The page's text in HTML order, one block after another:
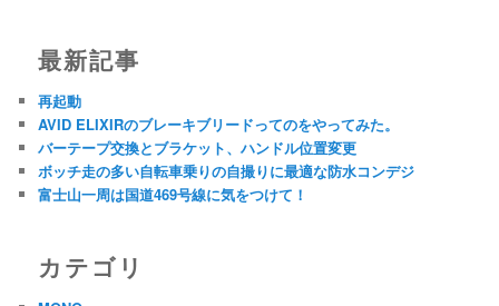
最新記事
再起動
AVID ELIXIRのブレーキブリードってのをやってみた。
バーテープ交換とブラケット、ハンドル位置変更
ボッチ走の多い自転車乗りの自撮りに最適な防水コンデジ
富士山一周は国道469号線に気をつけて！
カテゴリ